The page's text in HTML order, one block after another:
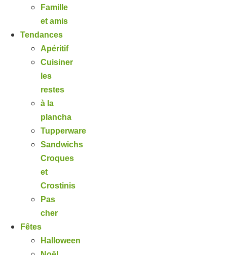
Famille
et amis
Tendances
Apéritif
Cuisiner
les
restes
à la
plancha
Tupperware
Sandwichs
Croques
et
Crostinis
Pas
cher
Fêtes
Halloween